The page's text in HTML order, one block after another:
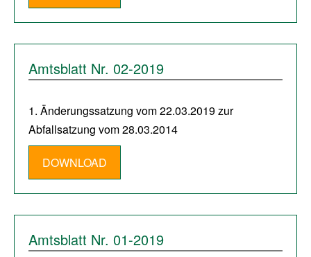
Amtsblatt Nr. 02-2019
1. Änderungssatzung vom 22.03.2019 zur
Abfallsatzung vom 28.03.2014
DOWNLOAD
Amtsblatt Nr. 01-2019